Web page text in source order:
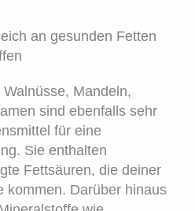
an gesunden Fetten
Mandeln,
sind ebenfalls sehr
für eine
Sie enthalten
Fettsäuren, die deiner
kommen. Darüber hinaus